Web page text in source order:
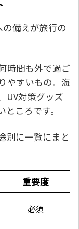
備えが旅行の
時間も外で過ご
やすいもの。海
UV対策グッズ
ころです。
別に一覧にまと
重要度
必須